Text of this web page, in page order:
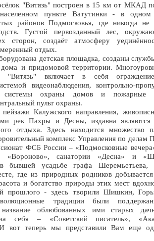
"Витязь" построен в 15 км от МКАД
пункте Ватутинки - в одном
районов Подмосковья, где никогда не
Густой первозданный лес,
сторон, создаёт атмосферу
отдых.
детская площадка, созданы
и придомовой территории.
"Витязь" включает в себя
видеонаблюдения, контрольно-
системы охраны домов и пожарные
пульт охраны.
Калужского направления,
рек Пахры и Десны, издавна являются
отдыха. Здесь находится множество
комплекс Управления по делам
ФСБ России – «Подмосковные
«Вороново», санатории «Десна» и
бывшей усадьбе графа Шеремьетьева,
где из природных родников
и богатство природы этих мест
прошлого - здесь творили Шишкин,
традиции были
название облюбованных ими старых
себя – «Советский писатель»,
вот теперь мы представили Вам еще